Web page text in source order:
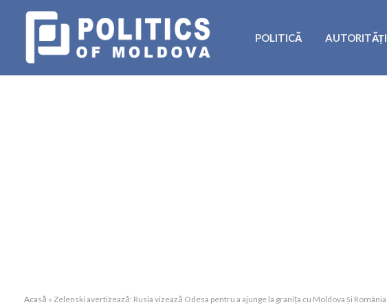
POLITICĂ AUTORITĂȚI
Acasă » Zelenski avertizează: Rusia vizează Odesa pentru a ajunge la granița cu Moldova și România